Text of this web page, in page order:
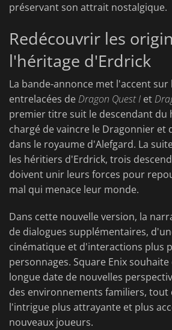
préservant son attrait nostalgique.
Redécouvrir les
l'héritage d'Erdrick
La bande-annonce met l'accent sur
entrelacées deDragon Quest I et
premier titre suit le descendant du
chargé de vaincre le Dragonnier et
dans le royaume d'Alefgard. La
les héritiers d'Erdrick, trois
doivent unir leurs forces pour
mal qui menace leur monde.
Dans cette nouvelle version, la
de dialogues supplémentaires,
cinématique et d'interactions plus
personnages. Square Enix
longue date de nouvelles
des environnements familiers, tout
l'intrigue plus attrayante et plus
nouveaux joueurs.